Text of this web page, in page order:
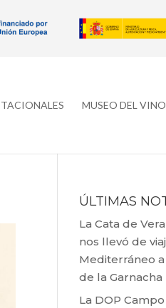
MUSEO DEL VINO
ÚLTIMAS
La Cata de
nos llevó de
Mediterráneo a
de la Garnacha
La DOP